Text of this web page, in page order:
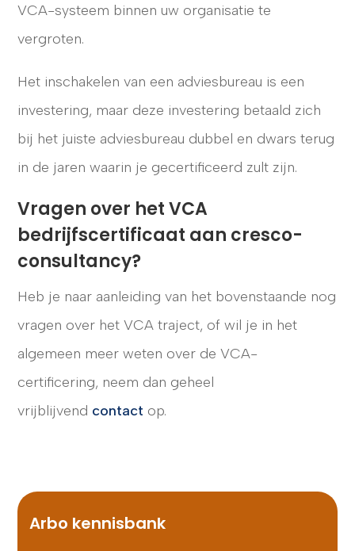
VCA-systeem binnen uw organisatie te
vergroten.
Het inschakelen van een adviesbureau is een
investering, maar deze investering betaald zich
bij het juiste adviesbureau dubbel en dwars terug
in de jaren waarin je gecertificeerd zult zijn.
Vragen over het VCA
bedrijfscertificaat aan cresco-
consultancy?
Heb je naar aanleiding van het bovenstaande nog
vragen over het VCA traject, of wil je in het
algemeen meer weten over de VCA-
certificering, neem dan geheel
vrijblijvend contact op.
Arbo kennisbank